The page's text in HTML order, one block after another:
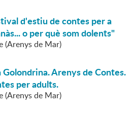
d'estiu de contes per a
o per què som dolents"
(Arenys de Mar)
Golondrina. Arenys de Contes.
per adults.
(Arenys de Mar)